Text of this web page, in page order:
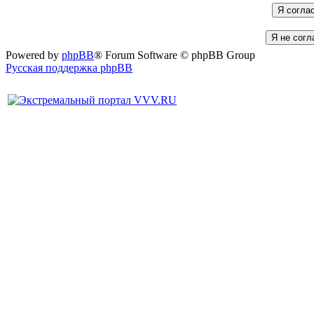
Powered by phpBB® Forum Software © phpBB Group
Русская поддержка phpBB